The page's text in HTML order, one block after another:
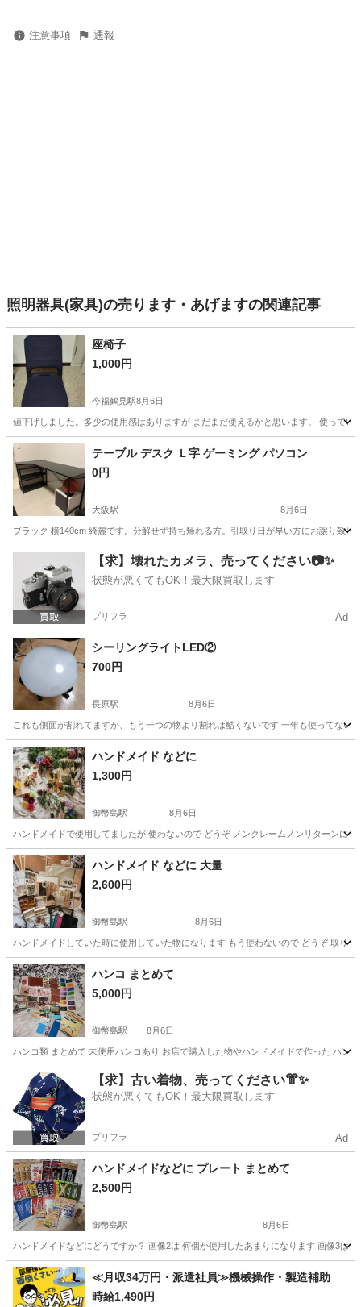
注意事項 通報
照明器具(家具)の売ります・あげますの関連記事
座椅子
1,000円
今福鶴見駅8月6日
値下げしました。多少の使用感はありますが まだまだ使えるかと思います。 使ってい
大阪 大阪市 今福鶴見駅 椅子
テーブル デスク Ｌ字 ゲーミング パソコン
0円
大阪駅 8月6日
ブラック 横140cm 綺麗です。分解せず持ち帰れる方。引取り日が早い方にお譲り致
大阪駅 テーブル ゲーミング
【求】壊れたカメラ、売ってください📷✨
状態が悪くてもOK！最大限買取します
プリフラ Ad
シーリングライトLED②
700円
長原駅 8月6日
これも側面が割れてますが、もう一つの物より割れは酷くないです 一年も使ってない
大阪 大阪市 長原駅 照明器具
ハンドメイド などに
1,300円
御幣島駅 8月6日
ハンドメイドで使用してましたが 使わないので どうぞ ノンクレームノンリターンに
大阪 大阪市 御幣島駅 インテリア雑貨/小物
ハンドメイド などに 大量
2,600円
御幣島駅 8月6日
ハンドメイドしていた時に使用していた物になります もう使わないので どうぞ 取りに
大阪 大阪市 御幣島駅 インテリア雑貨/小物
ハンコ まとめて
5,000円
御幣島駅 8月6日
ハンコ類 まとめて 未使用ハンコあり お店で購入した物やハンドメイドで作った ハン
大阪 大阪市 御幣島駅 インテリア雑貨/小物 インク
【求】古い着物、売ってください👘✨
状態が悪くてもOK！最大限買取します
プリフラ Ad
ハンドメイドなどに プレート まとめて
2,500円
御幣島駅 8月6日
ハンドメイドなどにどうですか？ 画像2は 何個か使用したあまりになります 画像3は
大阪 大阪市 御幣島駅 インテリア雑貨/小物 画像
≪月収34万円・派遣社員≫機械操作・製造補助
時給1,490円